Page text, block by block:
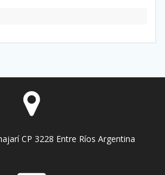
CP 3228 Entre Ríos Argentina